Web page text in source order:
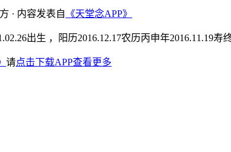
· 内容发表自 《天堂念APP》
出生 ，阳历2016.12.17农历丙申年2016.11.19寿
请点击下载APP查看更多